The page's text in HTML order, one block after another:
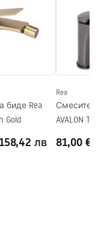
_5.pdf
биде Rea
Gold
лв
Rea
Смесител
AVALON
81,00 €